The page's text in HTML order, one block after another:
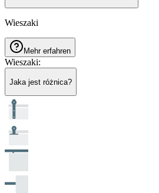
Wieszaki
Mehr erfahren
Wieszaki:
Jaka jest różnica?